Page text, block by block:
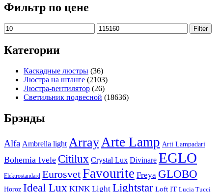
Фильтр по цене
Min
price
Max
price
Filter
Категории
Каскадные люстры (36)
Люстра на штанге (2103)
Люстра-вентилятор (26)
Светильник подвесной (18636)
Брэнды
Alfa Ambrella light ArrayArte Lamp Arti Lampadari
Bohemia Ivele Citilux Crystal Lux Divinare EGLO
Elektrostandard EurosvetFavourite Freya GLOBO
Horoz Ideal Lux KINK Light Lightstar Loft IT Lucia Tucci